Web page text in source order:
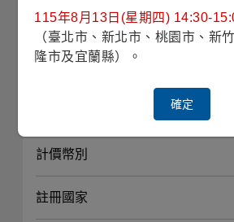
經理費
計價幣別
註冊國家
115年8月13日(星期四) 14:30-
（臺北市、新北市、桃園市、新
隆市及宜蘭縣）。
確定